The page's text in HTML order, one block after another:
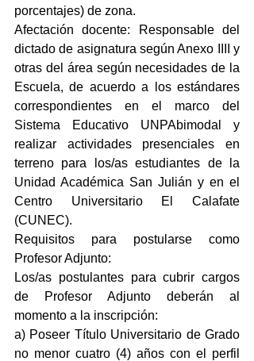
porcentajes) de zona.
Afectación docente: Responsable del
dictado de asignatura según Anexo IIII y
otras del área según necesidades de la
Escuela, de acuerdo a los estándares
correspondientes en el marco del
Sistema Educativo UNPAbimodal y
realizar actividades presenciales en
terreno para los/as estudiantes de la
Unidad Académica San Julián y en el
Centro Universitario El Calafate
(CUNEC).
Requisitos para postularse como
Profesor Adjunto:
Los/as postulantes para cubrir cargos
de Profesor Adjunto deberán al
momento a la inscripción:
a) Poseer Título Universitario de Grado
no menor cuatro (4) años con el perfil